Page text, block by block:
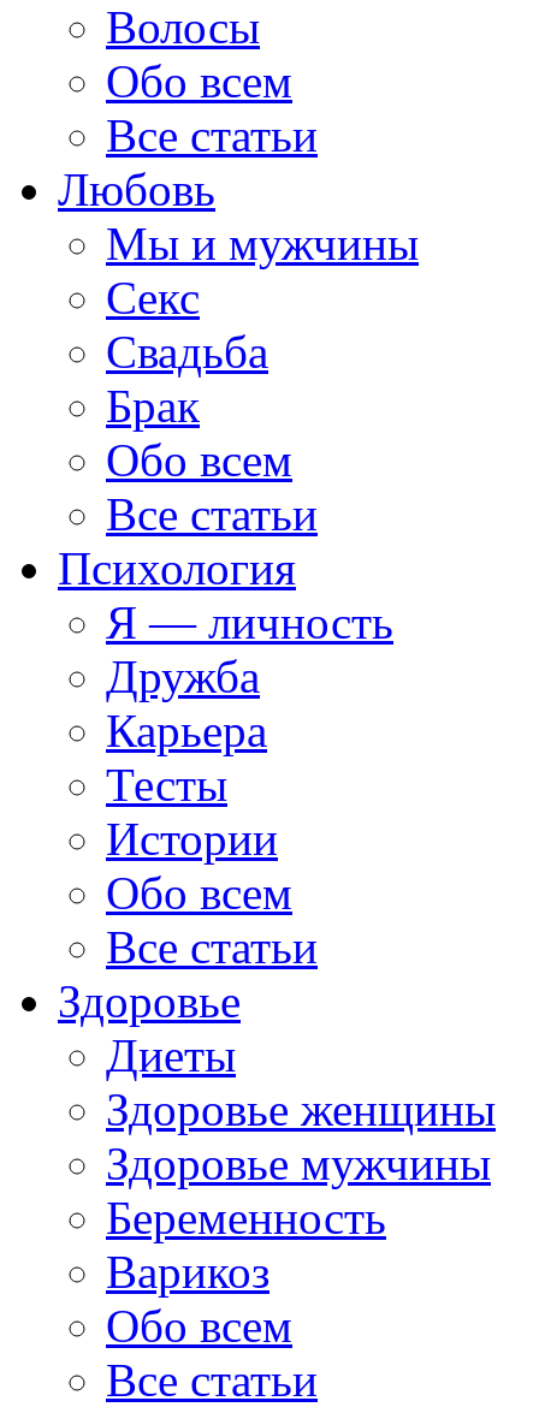
Волосы
Обо всем
Все статьи
Любовь
Мы и мужчины
Секс
Свадьба
Брак
Обо всем
Все статьи
Психология
Я — личность
Дружба
Карьера
Тесты
Истории
Обо всем
Все статьи
Здоровье
Диеты
Здоровье женщины
Здоровье мужчины
Беременность
Варикоз
Обо всем
Все статьи